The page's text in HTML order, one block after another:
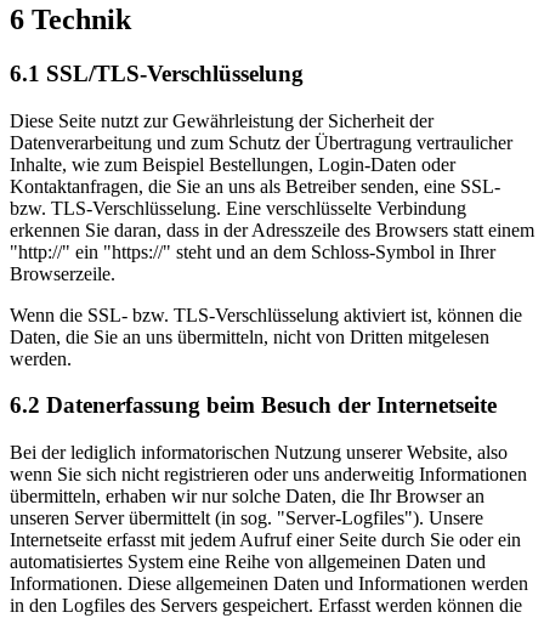
6 Technik
6.1 SSL/TLS-Verschlüsselung
Diese Seite nutzt zur Gewährleistung der Sicherheit der
Datenverarbeitung und zum Schutz der Übertragung vertraulicher
Inhalte, wie zum Beispiel Bestellungen, Login-Daten oder
Kontaktanfragen, die Sie an uns als Betreiber senden, eine SSL-
bzw. TLS-Verschlüsselung. Eine verschlüsselte Verbindung
erkennen Sie daran, dass in der Adresszeile des Browsers statt einem
"http://" ein "https://" steht und an dem Schloss-Symbol in Ihrer
Browserzeile.
Wenn die SSL- bzw. TLS-Verschlüsselung aktiviert ist, können die
Daten, die Sie an uns übermitteln, nicht von Dritten mitgelesen
werden.
6.2 Datenerfassung beim Besuch der Internetseite
Bei der lediglich informatorischen Nutzung unserer Website, also
wenn Sie sich nicht registrieren oder uns anderweitig Informationen
übermitteln, erhaben wir nur solche Daten, die Ihr Browser an
unseren Server übermittelt (in sog. "Server-Logfiles"). Unsere
Internetseite erfasst mit jedem Aufruf einer Seite durch Sie oder ein
automatisiertes System eine Reihe von allgemeinen Daten und
Informationen. Diese allgemeinen Daten und Informationen werden
in den Logfiles des Servers gespeichert. Erfasst werden können die